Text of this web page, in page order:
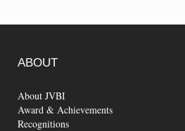
ABOUT
About JVBI
Award & Achievements
Recognitions